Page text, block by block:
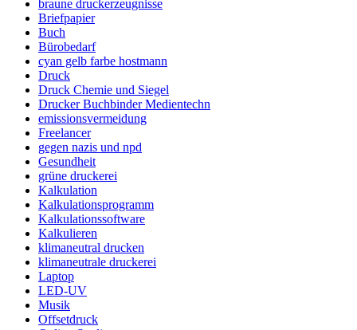
braune druckerzeugnisse
Briefpapier
Buch
Bürobedarf
cyan gelb farbe hostmann
Druck
Druck Chemie und Siegel
Drucker Buchbinder Medientechn
emissionsvermeidung
Freelancer
gegen nazis und npd
Gesundheit
grüne druckerei
Kalkulation
Kalkulationsprogramm
Kalkulationssoftware
Kalkulieren
klimaneutral drucken
klimaneutrale druckerei
Laptop
LED-UV
Musik
Offsetdruck